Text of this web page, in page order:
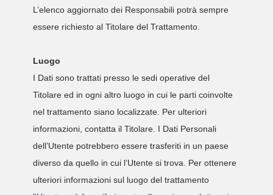
L’elenco aggiornato dei Responsabili potrà sempre
essere richiesto al Titolare del Trattamento.
Luogo
I Dati sono trattati presso le sedi operative del
Titolare ed in ogni altro luogo in cui le parti coinvolte
nel trattamento siano localizzate. Per ulteriori
informazioni, contatta il Titolare. I Dati Personali
dell’Utente potrebbero essere trasferiti in un paese
diverso da quello in cui l’Utente si trova. Per ottenere
ulteriori informazioni sul luogo del trattamento